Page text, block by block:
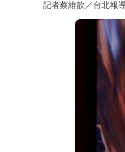
記者蔡維歆／台北報